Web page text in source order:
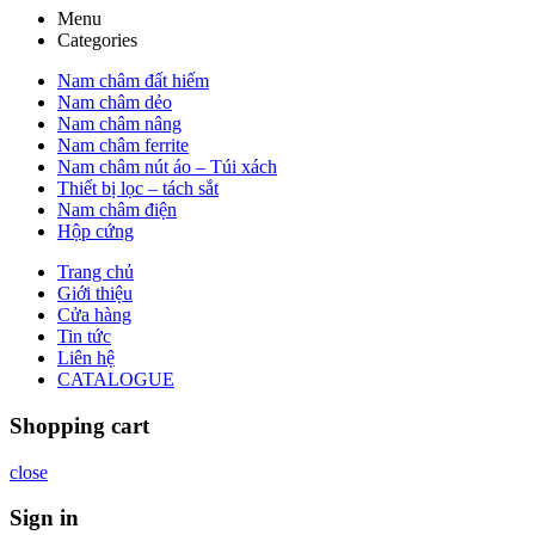
Menu
Categories
Nam châm đất hiếm
Nam châm dẻo
Nam châm nâng
Nam châm ferrite
Nam châm nút áo – Túi xách
Thiết bị lọc – tách sắt
Nam châm điện
Hộp cứng
Trang chủ
Giới thiệu
Cửa hàng
Tin tức
Liên hệ
CATALOGUE
Shopping cart
close
Sign in